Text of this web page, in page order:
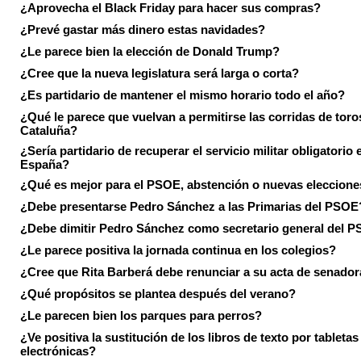
¿Aprovecha el Black Friday para hacer sus compras?
¿Prevé gastar más dinero estas navidades?
¿Le parece bien la elección de Donald Trump?
¿Cree que la nueva legislatura será larga o corta?
¿Es partidario de mantener el mismo horario todo el año?
¿Qué le parece que vuelvan a permitirse las corridas de
Cataluña?
¿Sería partidario de recuperar el servicio militar obligatorio
España?
¿Qué es mejor para el PSOE, abstención o nuevas
¿Debe presentarse Pedro Sánchez a las Primarias del
¿Debe dimitir Pedro Sánchez como secretario general del
¿Le parece positiva la jornada continua en los colegios?
¿Cree que Rita Barberá debe renunciar a su acta de
¿Qué propósitos se plantea después del verano?
¿Le parecen bien los parques para perros?
¿Ve positiva la sustitución de los libros de texto por tabletas
electrónicas?